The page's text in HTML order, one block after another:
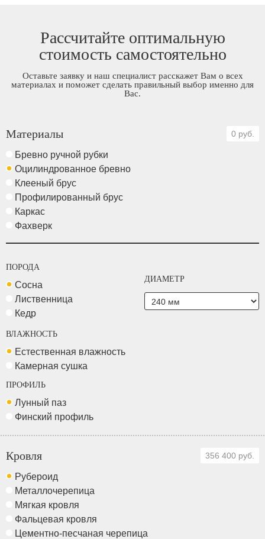
Рассчитайте оптимальную
стоимость самостоятельно
Оставьте заявку и наш специалист расскажет Вам о всех
материалах и поможет сделать правильный выбор именно для
Вас.
Материалы 0 руб.
Бревно ручной рубки
Оцилиндрованное бревно
Клееный брус
Профилированный брус
Каркас
Фахверк
ПОРОДА
Сосна
Лиственница
Кедр
ДИАМЕТР
ВЛАЖНОСТЬ
Естественная влажность
Камерная сушка
ПРОФИЛЬ
Лунный паз
Финский профиль
Кровля 356 400 руб.
Рубероид
Металлочерепица
Мягкая кровля
Фальцевая кровля
Цементно-песчаная черепица